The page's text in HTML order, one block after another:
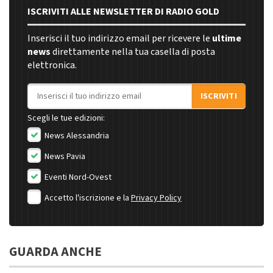
ISCRIVITI ALLE NEWSLETTER DI RADIO GOLD
Inserisci il tuo indirizzo email per ricevere le ultime
newsdirettamente nella tua casella di posta
elettronica.
Indirizzo email
ISCRIVITI
Scegli le tue edizioni:
News Alessandria
News Pavia
Eventi Nord-Ovest
Accetto l'iscrizione e la Privacy Policy
GUARDA ANCHE